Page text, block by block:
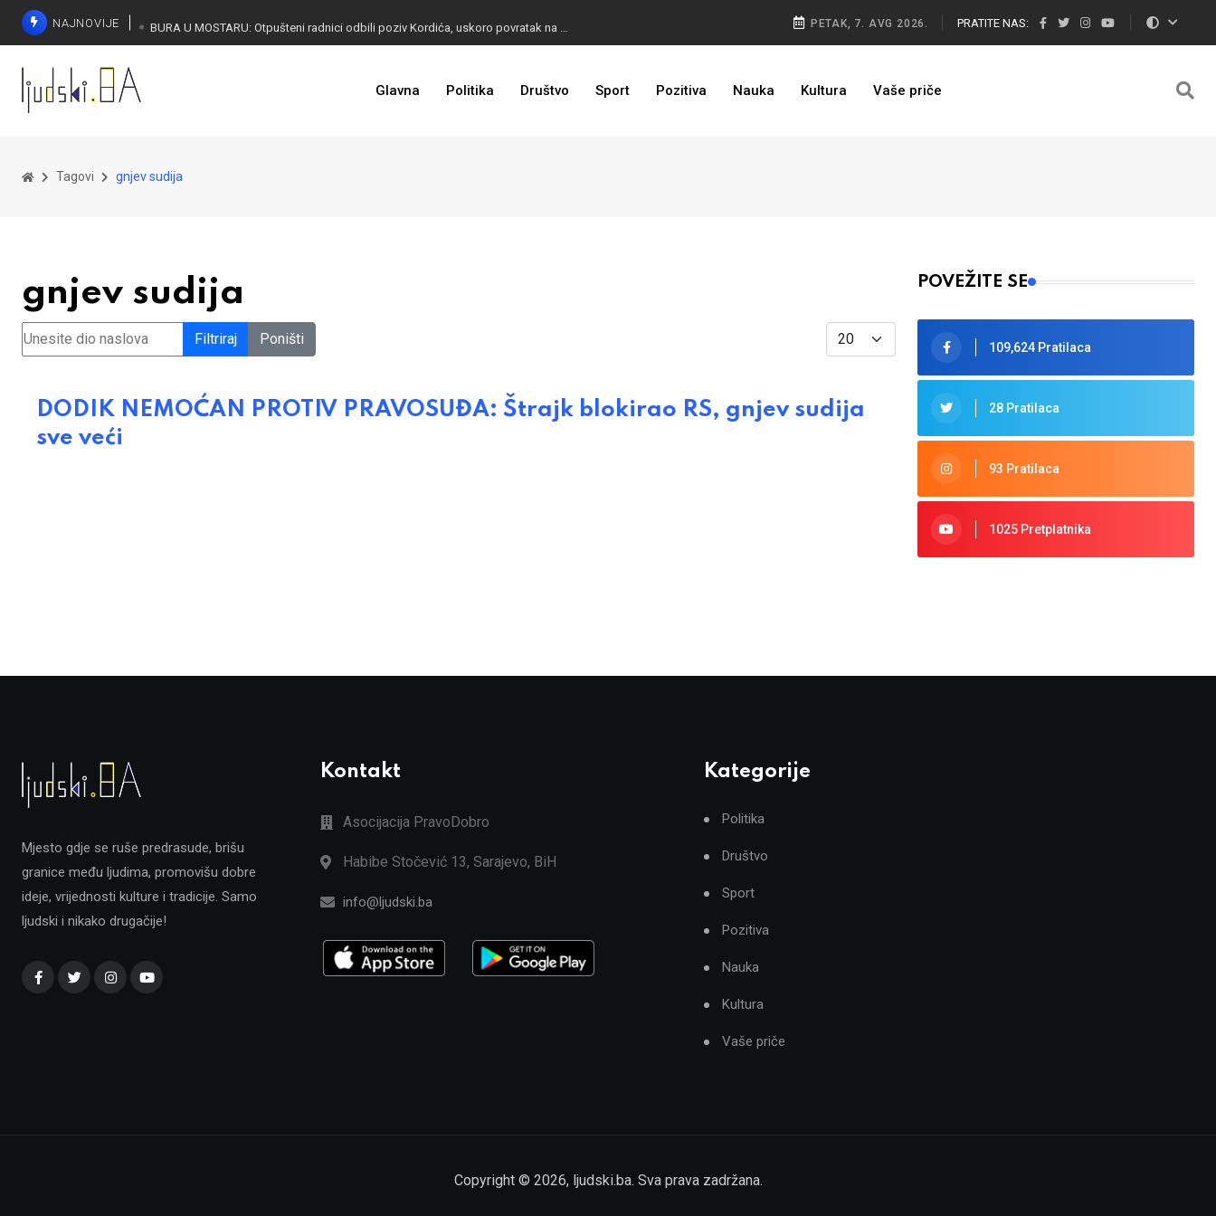
NAJNOVIJE PETAK, 7. AVG 2026. PRATITE NAS:
Glavna Politika Društvo Sport Pozitiva Nauka Kultura Vaše priče
Tagovi gnjev sudija
gnjev sudija
Unesite dio naslova Filtriraj Poništi Display #
DODIK NEMOĆAN PROTIV PRAVOSUĐA: Štrajk blokirao RS, gnjev sudija
sve veći
POVEŽITE SE
109,624 Pratilaca
28 Pratilaca
93 Pratilaca
1025 Pretplatnika
Mjesto gdje se ruše predrasude, brišu
granice među ljudima, promovišu dobre
ideje, vrijednosti kulture i tradicije. Samo
ljudski i nikako drugačije!
Kontakt
Asocijacija PravoDobro
Habibe Stočević 13, Sarajevo, BiH
info@ljudski.ba
Kategorije
Politika
Društvo
Sport
Pozitiva
Nauka
Kultura
Vaše priče
Copyright © 2026, ljudski.ba. Sva prava zadržana.